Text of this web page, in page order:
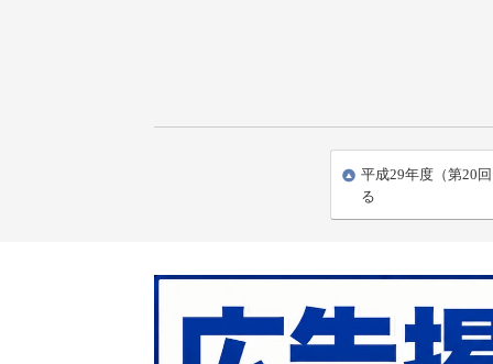
平成29年度（第20
る